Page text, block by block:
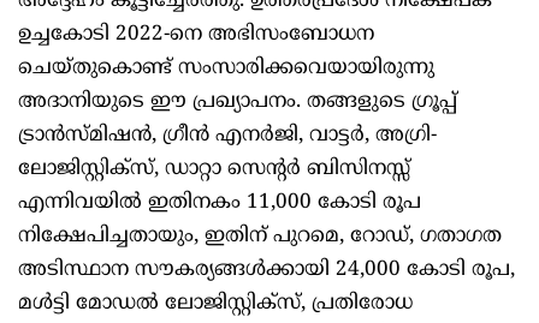
ഉച്ചകോടി 2022-നെ അഭിസംബോധന
ചെയ്തുകൊണ്ട് സംസാരിക്കവെയായിരുന്നു
അദാനിയുടെ ഈ പ്രഖ്യാപനം. തങ്ങളുടെ ഗ്രൂപ്പ്
ട്രാൻസ്മിഷൻ, ഗ്രീൻ എനർജി, വാട്ടർ, അഗ്രി-
ലോജിസ്റ്റിക്സ്, ഡാറ്റാ സെന്റർ ബിസിനസ്സ്
എന്നിവയിൽ ഇതിനകം 11,000 കോടി രൂപ
നിക്ഷേപിച്ചതായും, ഇതിന് പുറമെ, റോഡ്, ഗതാഗത
അടിസ്ഥാന സൗകര്യങ്ങൾക്കായി 24,000 കോടി രൂപ,
മൾട്ടി മോഡൽ ലോജിസ്റ്റിക്‌സ്, പ്രതിരോധ